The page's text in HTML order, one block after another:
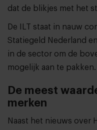
dat de blikjes met het
De ILT staat in nauw
Statiegeld Nederland
in de sector om de
mogelijk aan te pakken.
De meest
merken
Naast het nieuws over